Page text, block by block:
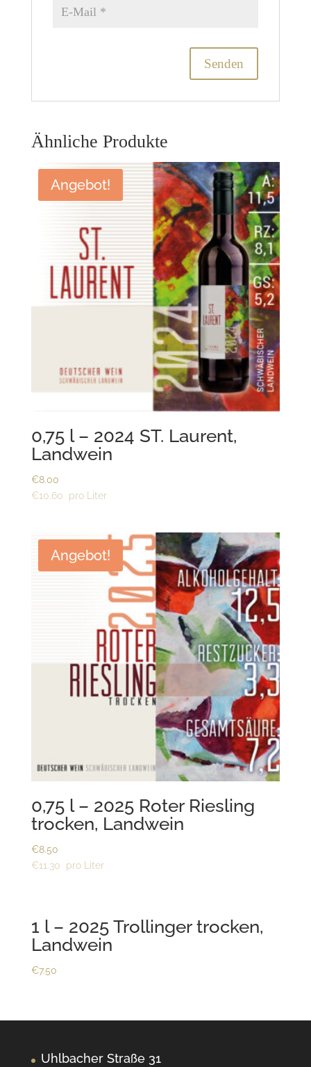
Ähnliche Produkte
Angebot!
0,75 l – 2024 ST. Laurent,
Landwein
€10.60
€8.00
Angebot!
0,75 l – 2025 Roter Riesling
trocken, Landwein
€11.30
€8.50
1 l – 2025 Trollinger trocken,
Landwein
€7.50
Uhlbacher Straße 31